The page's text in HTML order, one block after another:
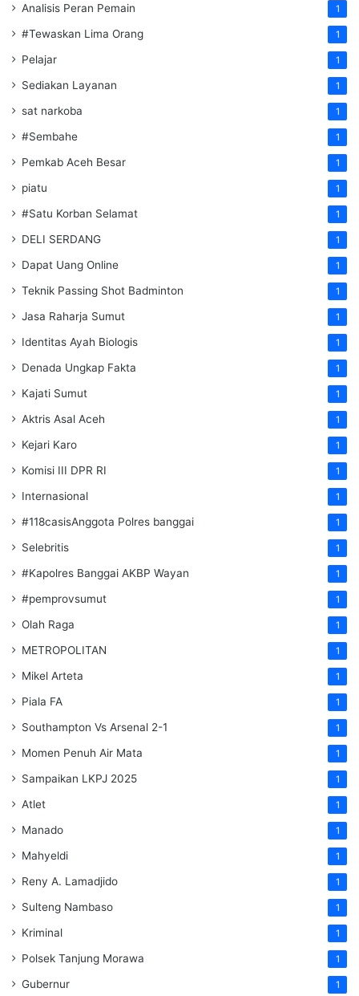
Analisis Peran Pemain 1
#Tewaskan Lima Orang 1
Pelajar 1
Sediakan Layanan 1
sat narkoba 1
#Sembahe 1
Pemkab Aceh Besar 1
piatu 1
#Satu Korban Selamat 1
DELI SERDANG 1
Dapat Uang Online 1
Teknik Passing Shot Badminton 1
Jasa Raharja Sumut 1
Identitas Ayah Biologis 1
Denada Ungkap Fakta 1
Kajati Sumut 1
Aktris Asal Aceh 1
Kejari Karo 1
Komisi III DPR RI 1
Internasional 1
#118casisAnggota Polres banggai 1
Selebritis 1
#Kapolres Banggai AKBP Wayan 1
#pemprovsumut 1
Olah Raga 1
METROPOLITAN 1
Mikel Arteta 1
Piala FA 1
Southampton Vs Arsenal 2-1 1
Momen Penuh Air Mata 1
Sampaikan LKPJ 2025 1
Atlet 1
Manado 1
Mahyeldi 1
Reny A. Lamadjido 1
Sulteng Nambaso 1
Kriminal 1
Polsek Tanjung Morawa 1
Gubernur 1